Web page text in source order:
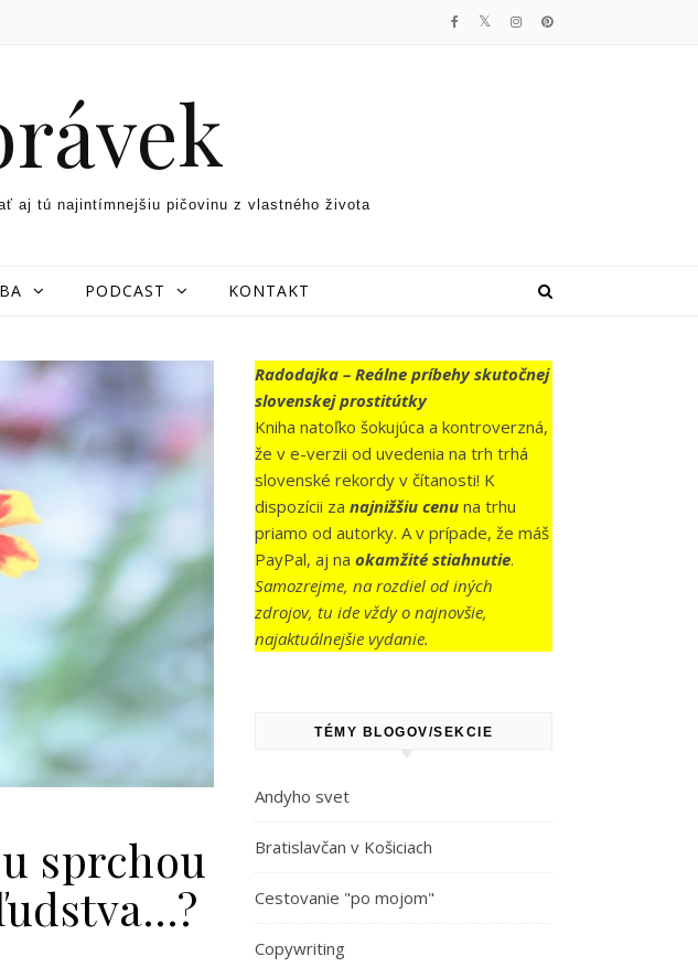
aj tú najintímnejšiu pičovinu z vlastného života
PODCAST KONTAKT
sprchou
Radodajka – Reálne príbehy skutočnej
slovenskej prostitútky
Kniha natoľko šokujúca a kontroverzná,
že v e-verzii od uvedenia na trh trhá
slovenské rekordy v čítanosti! K
dispozícii za najnižšiu cenu na trhu
priamo od autorky. A v prípade, že máš
PayPal, aj na okamžité stiahnutie.
Samozrejme, na rozdiel od iných
zdrojov, tu ide vždy o najnovšie,
najaktuálnejšie vydanie.
TÉMY BLOGOV/SEKCIE
Andyho svet
Bratislavčan v Košiciach
Cestovanie "po mojom"
Copywriting